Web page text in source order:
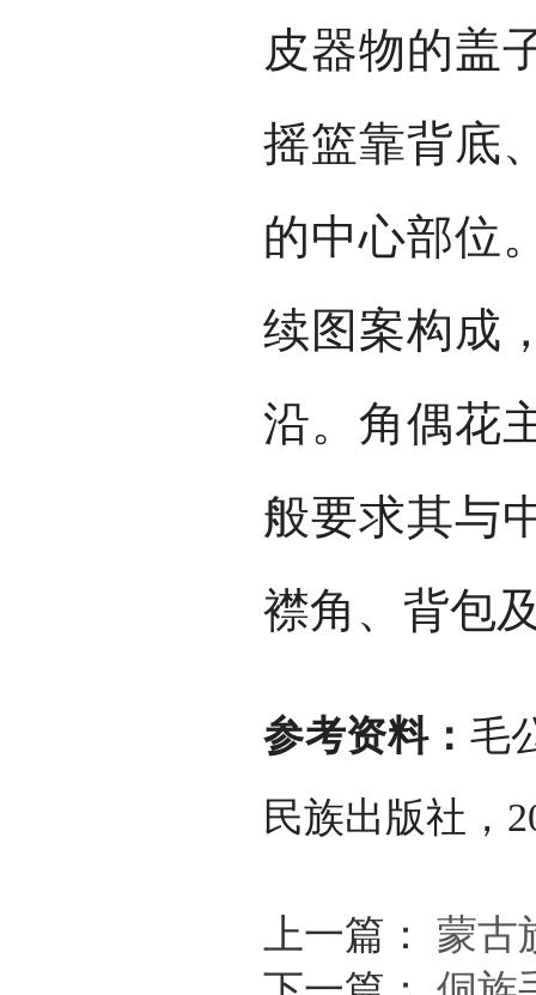
皮器物的盖
摇篮靠背底
的中心部位
续图案构成
沿。角偶花
般要求其与
襟角、背包
参考资料： 毛
民族出版社，
上一篇： 蒙古